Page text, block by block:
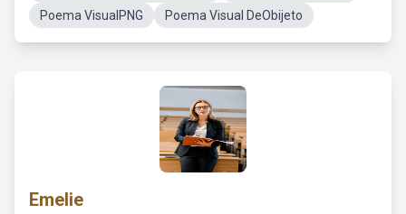
Poema VisualPNG
Poema Visual DeObijeto
Emelie